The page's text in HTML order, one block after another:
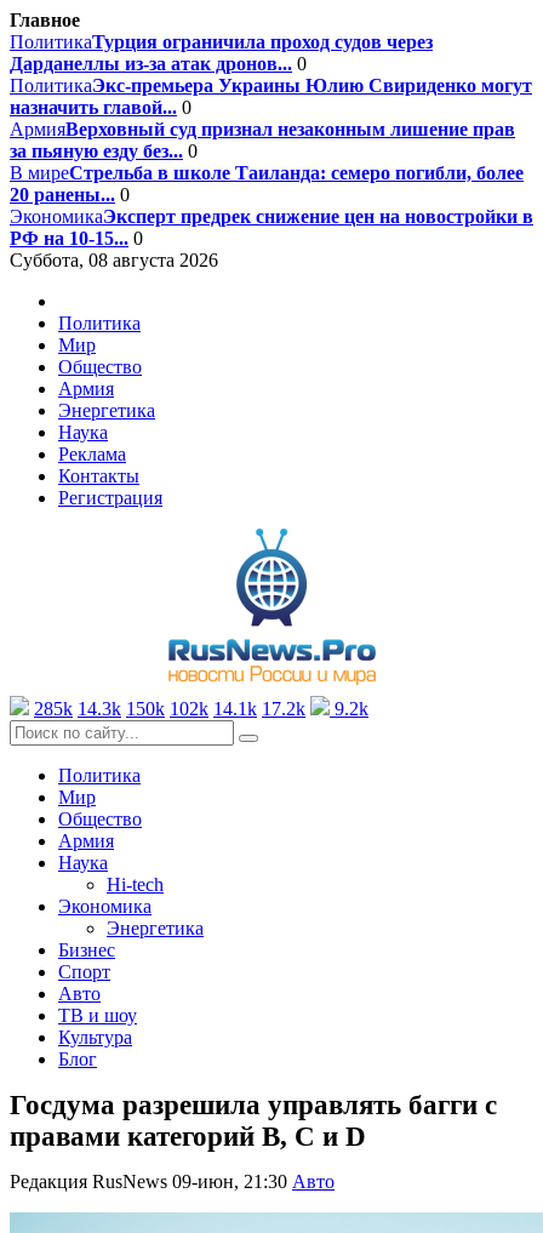
Главное
ПолитикаТурция ограничила проход судов через
Дарданеллы из-за атак дронов... 0
ПолитикаЭкс-премьера Украины Юлию Свириденко могут
назначить главой... 0
АрмияВерховный суд признал незаконным лишение прав
за пьяную езду без... 0
В миреСтрельба в школе Таиланда: семеро погибли, более
20 ранены... 0
ЭкономикаЭксперт предрек снижение цен на новостройки в
РФ на 10-15... 0
Суббота, 08 августа 2026
Политика
Мир
Общество
Армия
Энергетика
Наука
Реклама
Контакты
Регистрация
285k 14.3k 150k 102k 14.1k 17.2k 9.2k
Политика
Мир
Общество
Армия
Наука
Hi-tech
Экономика
Энергетика
Бизнес
Спорт
Авто
ТВ и шоу
Культура
Блог
Госдума разрешила управлять багги с
правами категорий B, C и D
Редакция RusNews 09-июн, 21:30 Авто